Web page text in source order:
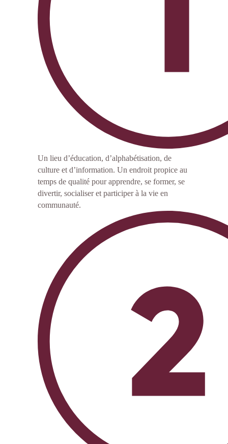
Un lieu d’éducation, d’alphabétisation, de
culture et d’information. Un endroit propice au
temps de qualité pour apprendre, se former, se
divertir, socialiser et participer à la vie en
communauté.